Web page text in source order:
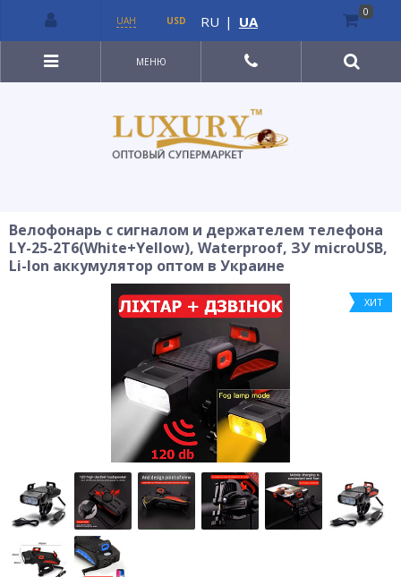
МЕНЮ
Велофонарь с сигналом и держателем телефона
LY-25-2T6(White+Yellow), Waterproof, ЗУ microUSB,
Li-Ion аккумулятор оптом в Украине
ХИТ
UAH USD RU | UA
0